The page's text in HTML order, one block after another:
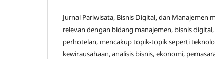
Jurnal Pariwisata, Bisnis Digital, dan Manajemen
relevan dengan bidang manajemen, bisnis
perhotelan, mencakup topik-topik seperti
kewirausahaan, analisis bisnis, ekonomi,